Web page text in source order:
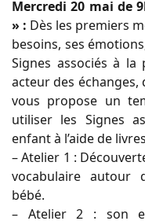
Mercredi 20 mai de
» : Dès les premiers
besoins, ses
Signes associés à
acteur des échanges,
vous propose un
utiliser les Signes
enfant à l’aide de
– Atelier 1 :
vocabulaire autour
bébé.
– Atelier 2 : son